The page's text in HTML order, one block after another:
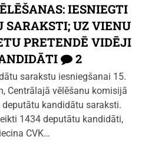
IESNIEGTI
SARAKSTI; UZ VIENU
PRETENDĒ VIDĒJI
2
sarakstu iesniegšanai 15.
Centrālajā vēlēšanu komisijā
deputātu kandidātu saraksti.
1434 deputātu kandidāti,
CVK…